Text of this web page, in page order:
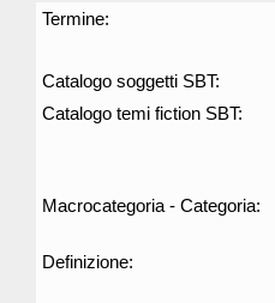
Termine:
Catalogo soggetti SBT:
Catalogo temi fiction SBT:
Macrocategoria - Categoria:
Definizione: